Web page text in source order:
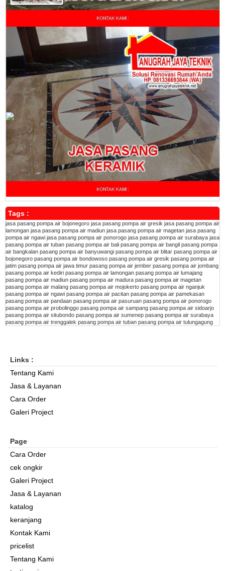
Tags :
jasa pasang pompa air bojonegoro jasa pasang pompa air gresik jasa pasang pompa air
lamongan jasa pasang pompa air madiun jasa pasang pompa air magetan jasa pasang
pompa air ngawi jasa pasang pompa air ponorogo jasa pasang pompa air surabaya jasa
pasang pompa air tuban pasang pompa air bali pasang pompa air bangil pasang pompa
air bangkalan pasang pompa air banyuwangi pasang pompa air blitar pasang pompa air
bojonegoro pasang pompa air bondowoso pasang pompa air gresik pasang pompa air
jatim pasang pompa air jawa timur pasang pompa air jember pasang pompa air jombang
pasang pompa air kediri pasang pompa air lamongan pasang pompa air lumajang
pasang pompa air madiun pasang pompa air madura pasang pompa air magetan
pasang pompa air malang pasang pompa air mojokerto pasang pompa air nganjuk
pasang pompa air ngawi pasang pompa air pacitan pasang pompa air pamekasan
pasang pompa air pandaan pasang pompa air pasuruan pasang pompa air ponorogo
pasang pompa air probolinggo pasang pompa air sampang pasang pompa air sidoarjo
pasang pompa air situbondo pasang pompa air sumenep pasang pompa air surabaya
pasang pompa air trenggalek pasang pompa air tuban pasang pompa air tulungagung
Links :
Tentang Kami
Jasa & Layanan
Cara Order
Galeri Project
Page
Cara Order
cek ongkir
Galeri Project
Jasa & Layanan
katalog
keranjang
Kontak Kami
pricelist
Tentang Kami